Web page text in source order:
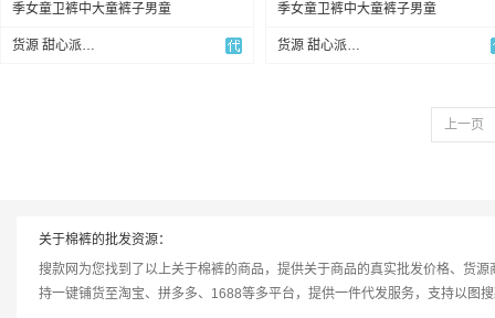
季女童卫裤中大童裤子男童
货源 甜心派KID童装网供
季女童卫裤中大童裤子男童
货源 甜心派KID童装网供
上一页
关于棉裤的批发资源：
搜款网为您找到了以上关于棉裤的商品，提供关于商品的真实批发价格、货源
持一键铺货至淘宝、拼多多、1688等多平台，提供一件代发服务，支持以图